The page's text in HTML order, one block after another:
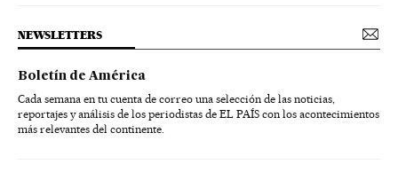
NEWSLETTERS
Boletín de América
Cada semana en tu cuenta de correo una selección de las noticias,
reportajes y análisis de los periodistas de EL PAÍS con los acontecimientos
más relevantes del continente.